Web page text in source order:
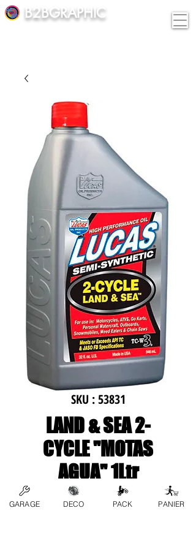
B2BGRAPHIC
SKU : 53831
LAND & SEA 2-
CYCLE "MOTAS
AGUA" 1Ltr
17,00 €Prix
GARAGE DECO PACK PANIER